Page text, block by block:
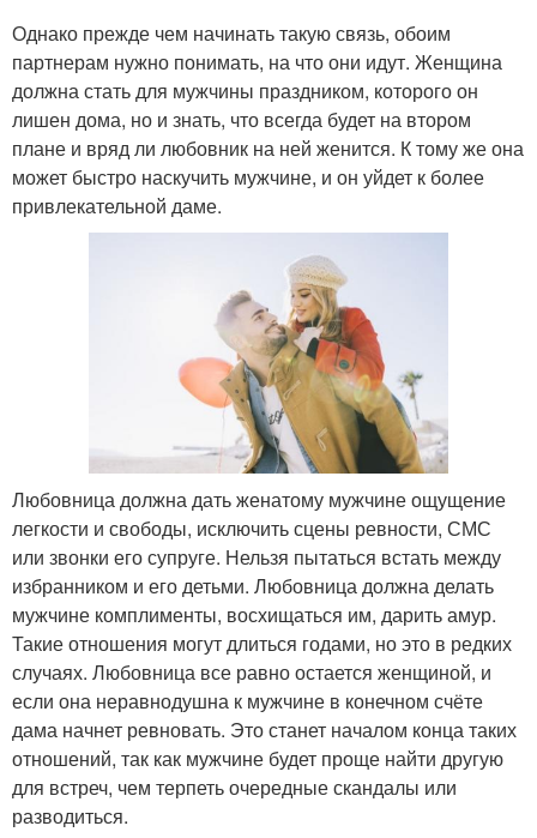
Однако прежде чем начинать такую связь, обоим
партнерам нужно понимать, на что они идут. Женщина
должна стать для мужчины праздником, которого он
лишен дома, но и знать, что всегда будет на втором
плане и вряд ли любовник на ней женится. К тому же она
может быстро наскучить мужчине, и он уйдет к более
привлекательной даме.
Любовница должна дать женатому мужчине ощущение
легкости и свободы, исключить сцены ревности, СМС
или звонки его супруге. Нельзя пытаться встать между
избранником и его детьми. Любовница должна делать
мужчине комплименты, восхищаться им, дарить амур.
Такие отношения могут длиться годами, но это в редких
случаях. Любовница все равно остается женщиной, и
если она неравнодушна к мужчине в конечном счёте
дама начнет ревновать. Это станет началом конца таких
отношений, так как мужчине будет проще найти другую
для встреч, чем терпеть очередные скандалы или
разводиться.